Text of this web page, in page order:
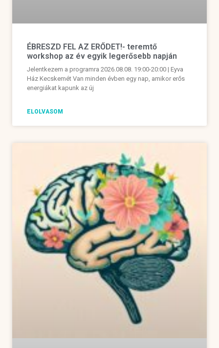
ÉBRESZD FEL AZ ERŐDET!- teremtő
workshop az év egyik legerősebb napján
Jelentkezem a programra 2026.08.08. 19:00-20:00 | Eyva
Ház Kecskemét Van minden évben egy nap, amikor erős
energiákat kapunk az új
ELOLVASOM